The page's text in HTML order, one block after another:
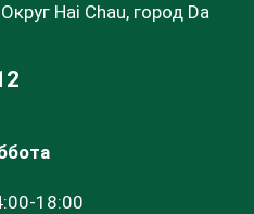
Hai Chau, город Da
18:00